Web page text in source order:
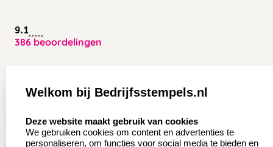
9.1
386 beoordelingen
Aanvraag op maat
Wederverkoper
worden
Contact opnemen
Veel gestelde vragen
Welkom bij Bedrijfsstempels.nl
Deze website maakt gebruik van cookies
We gebruiken cookies om content en advertenties te
personaliseren, om functies voor social media te bieden en